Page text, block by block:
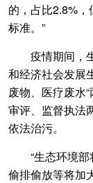
的，占比2.8%
标准。”
疫情期间，生
和经济社会发展
废物、医疗废水
审评、监督执法
依法治污。
“生态环境部
偷排偷放等将加